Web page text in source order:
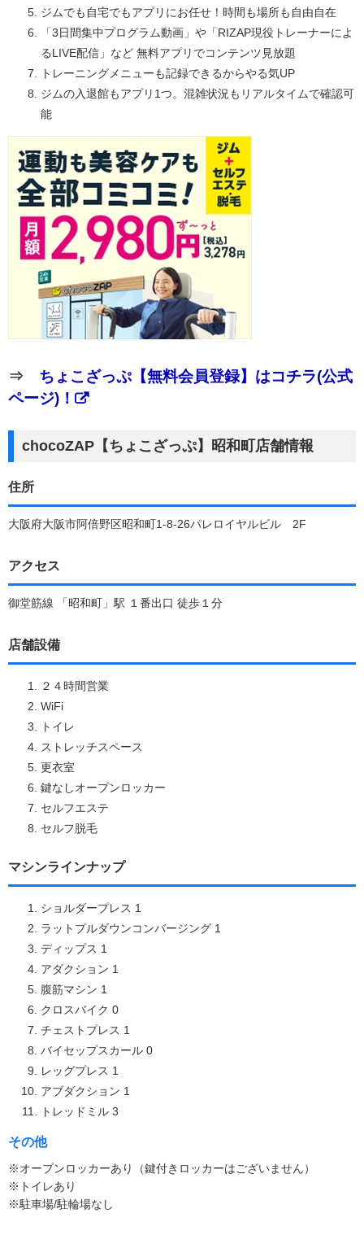
ジムでも自宅でもアプリにお任せ！時間も場所も自由自在
「3日間集中プログラム動画」や「RIZAP現役トレーナーによ
るLIVE配信」など 無料アプリでコンテンツ見放題
トレーニングメニューも記録できるからやる気UP
ジムの入退館もアプリ1つ。混雑状況もリアルタイムで確認可
能
⇒ ちょこざっぷ【無料会員登録】はコチラ(公式
ページ)！
chocoZAP【ちょこざっぷ】昭和町店舗情報
住所
大阪府大阪市阿倍野区昭和町1-8-26パレロイヤルビル 2F
アクセス
御堂筋線 「昭和町」駅 １番出口 徒歩１分
店舗設備
２４時間営業
WiFi
トイレ
ストレッチスペース
更衣室
鍵なしオープンロッカー
セルフエステ
セルフ脱毛
マシンラインナップ
ショルダープレス 1
ラットプルダウンコンバージング 1
ディップス 1
アダクション 1
腹筋マシン 1
クロスバイク 0
チェストプレス 1
バイセップスカール 0
レッグプレス 1
アブダクション 1
トレッドミル 3
その他
※オープンロッカーあり（鍵付きロッカーはございません）
※トイレあり
※駐車場/駐輪場なし